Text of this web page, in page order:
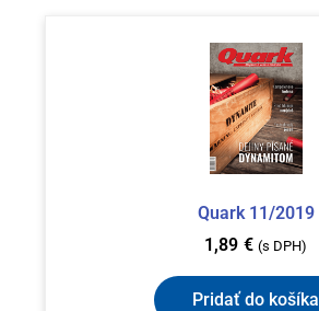
Quark 11/2019
1,89 € (s DPH)
Pridať do košíka